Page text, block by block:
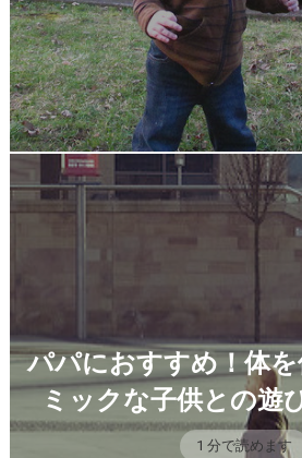
パパにおすすめ！体
ミックな子供との遊
1 分で読めます